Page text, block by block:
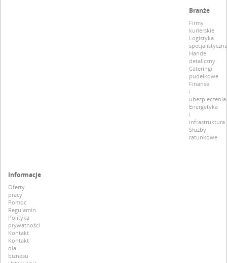
Branże
Firmy
kurierskie
Logistyka
specjalistyczna
Handel
detaliczny
Cateringi
pudełkowe
Finanse
i
ubezpieczenia
Energetyka
i
infrastruktura
Służby
ratunkowe
Informacje
Oferty
pracy
Pomoc
Regulamin
Polityka
prywatności
Kontakt
Kontakt
dla
biznesu